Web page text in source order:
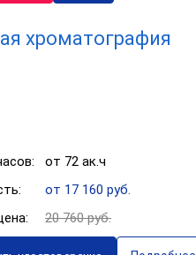
хроматография
от 72 ак.ч
от 17 160 руб.
20 760 руб.